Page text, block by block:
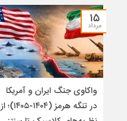
۱۵
مرداد
واکاوی جنگ ایران و آمریکا
در تنگه هرمز (۱۴۰۴-۱۴۰۵)؛ از